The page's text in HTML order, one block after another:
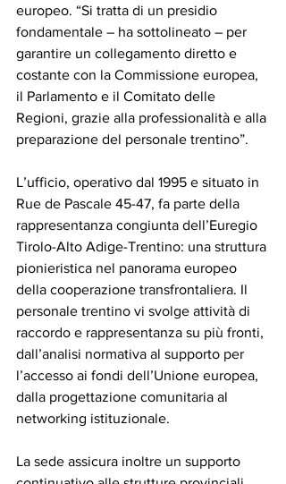
europeo. “Si tratta di un presidio
fondamentale – ha sottolineato – per
garantire un collegamento diretto e
costante con la Commissione europea,
il Parlamento e il Comitato delle
Regioni, grazie alla professionalità e alla
preparazione del personale trentino”.
L’ufficio, operativo dal 1995 e situato in
Rue de Pascale 45-47, fa parte della
rappresentanza congiunta dell’Euregio
Tirolo-Alto Adige-Trentino: una struttura
pionieristica nel panorama europeo
della cooperazione transfrontaliera. Il
personale trentino vi svolge attività di
raccordo e rappresentanza su più fronti,
dall’analisi normativa al supporto per
l’accesso ai fondi dell’Unione europea,
dalla progettazione comunitaria al
networking istituzionale.
La sede assicura inoltre un supporto